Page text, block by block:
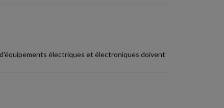
électriques et électroniques doivent